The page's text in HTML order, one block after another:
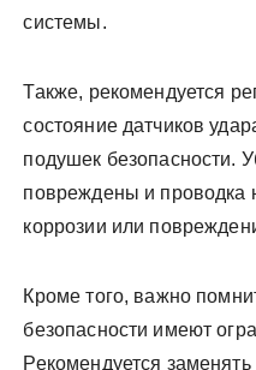
системы.
Также, рекомендуется
состояние датчиков
подушек безопасности.
повреждены и проводка
коррозии или
Кроме того, важно
безопасности имеют
Рекомендуется